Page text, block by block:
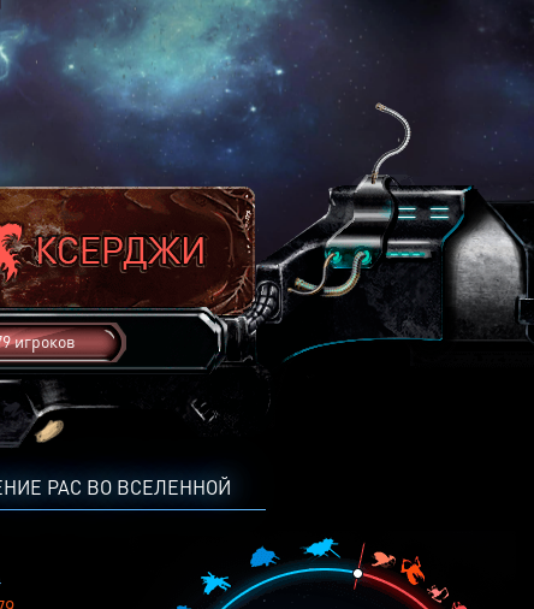
игроков
РАС ВО ВСЕЛЕННОЙ